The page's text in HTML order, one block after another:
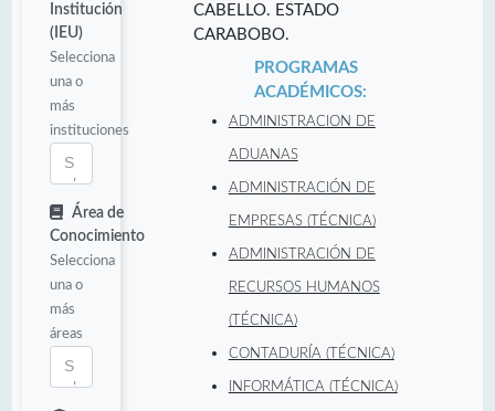
Institución
(IEU)
Selecciona
una o
más
instituciones
Área de
Conocimiento
Selecciona
una o
más
áreas
CABELLO. ESTADO
CARABOBO.
PROGRAMAS
ACADÉMICOS:
ADMINISTRACION DE
ADUANAS
ADMINISTRACIÓN DE
EMPRESAS (TÉCNICA)
ADMINISTRACIÓN DE
RECURSOS HUMANOS
(TÉCNICA)
CONTADURÍA (TÉCNICA)
INFORMÁTICA (TÉCNICA)